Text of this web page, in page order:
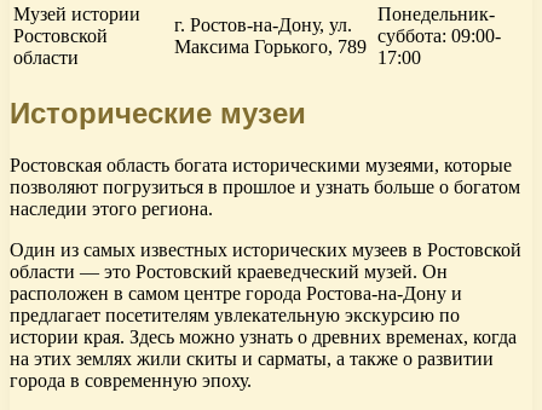
Музей истории
Ростовской
области
г. Ростов-на-Дону, ул.
Максима Горького, 789
Понедельник-
суббота: 09:00-
17:00
Исторические музеи
Ростовская область богата историческими музеями, которые
позволяют погрузиться в прошлое и узнать больше о богатом
наследии этого региона.
Один из самых известных исторических музеев в Ростовской
области — это Ростовский краеведческий музей. Он
расположен в самом центре города Ростова-на-Дону и
предлагает посетителям увлекательную экскурсию по
истории края. Здесь можно узнать о древних временах, когда
на этих землях жили скиты и сарматы, а также о развитии
города в современную эпоху.